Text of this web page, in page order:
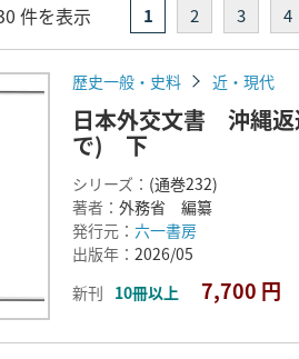
件を表示 1 2 3 4
歴史一般・史料 近・現代
日本外交文書 沖縄
で) 下
シリーズ： (通巻232)
著者： 外務省 編纂
発行元： 六一書房
出版年： 2026/05
新刊 10冊以上 7,700 円